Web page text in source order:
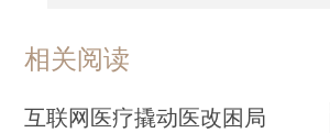
相关阅读
互联网医疗撬动医改困局